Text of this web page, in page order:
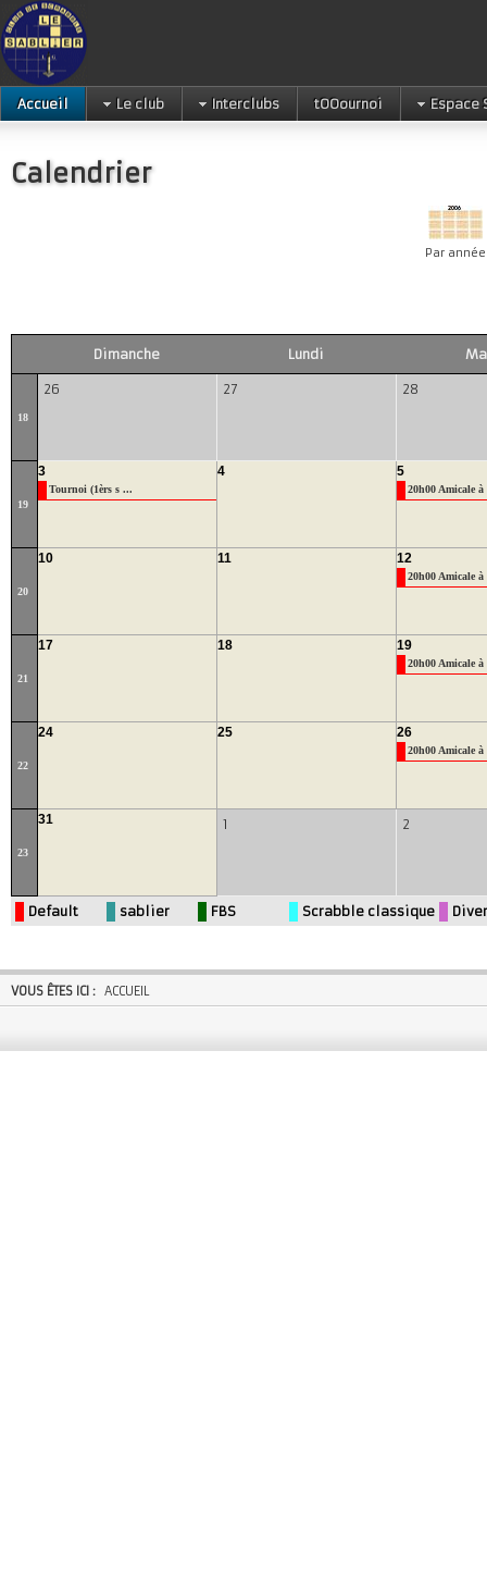
Accueil Le club Interclubs tOOournoi Espace
Calendrier
Par année
Dimanche Lundi
18
26 27 28
19
3
Tournoi (1èrs s ...
4 5
20h00 Amicale
20
10 11 12
20h00 Amicale
21
17 18 19
20h00 Amicale
22
24 25 26
20h00 Amicale
23
31 1 2
Default sablier FBS Scrabble classique
VOUS ÊTES ICI : ACCUEIL